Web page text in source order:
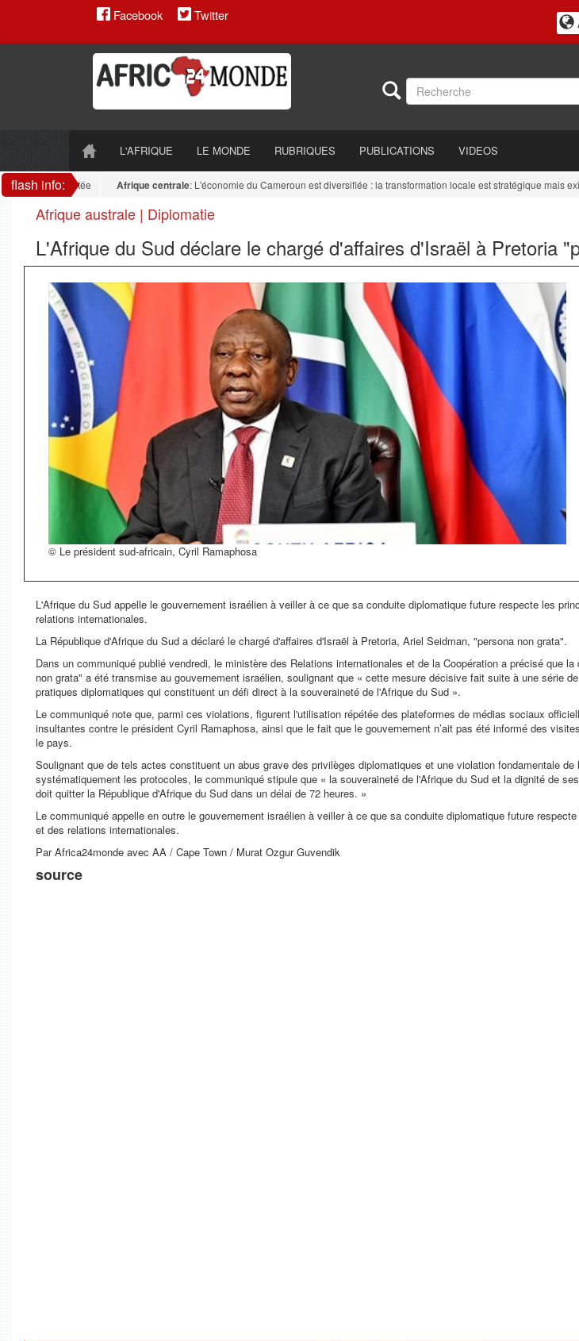
Facebook Twitter
L'AFRIQUE LE MONDE RUBRIQUES PUBLICATIONS VIDEOS
flash info:
fragmentée Afrique centrale: L'économie du Cameroun est diversifiée : la transformation locale est stratégique mais exige
Afrique australe | Diplomatie
L'Afrique du Sud déclare le chargé d'affaires d'Israël à Pretoria
© Le président sud-africain, Cyril Ramaphosa
L'Afrique du Sud appelle le gouvernement israélien à veiller à ce que sa conduite diplomatique future respecte les
relations internationales.
La République d'Afrique du Sud a déclaré le chargé d'affaires d'Israël à Pretoria, Ariel Seidman, "persona non grata".
Dans un communiqué publié vendredi, le ministère des Relations internationales et de la Coopération a précisé que
non grata" a été transmise au gouvernement israélien, soulignant que « cette mesure décisive fait suite à une série
pratiques diplomatiques qui constituent un défi direct à la souveraineté de l'Afrique du Sud ».
Le communiqué note que, parmi ces violations, figurent l'utilisation répétée des plateformes de médias sociaux
insultantes contre le président Cyril Ramaphosa, ainsi que le fait que le gouvernement n’ait pas été informé des
le pays.
Soulignant que de tels actes constituent un abus grave des privilèges diplomatiques et une violation fondamentale
systématiquement les protocoles, le communiqué stipule que « la souveraineté de l'Afrique du Sud et la dignité de
doit quitter la République d'Afrique du Sud dans un délai de 72 heures. »
Le communiqué appelle en outre le gouvernement israélien à veiller à ce que sa conduite diplomatique future
et des relations internationales.
Par Africa24monde avec AA / Cape Town / Murat Ozgur Guvendik
source